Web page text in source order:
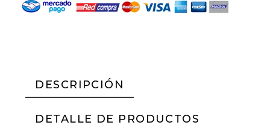
DESCRIPCIÓN
DETALLE DE PRODUCTOS